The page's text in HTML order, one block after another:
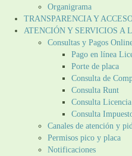
Organigrama
TRANSPARENCIA Y
ATENCIÓN Y SERVICIOS A
Consultas y Pagos
Pago en línea
Porte de placa
Consulta de
Consulta Runt
Consulta
Consulta
Canales de atención y
Permisos pico y placa
Notificaciones